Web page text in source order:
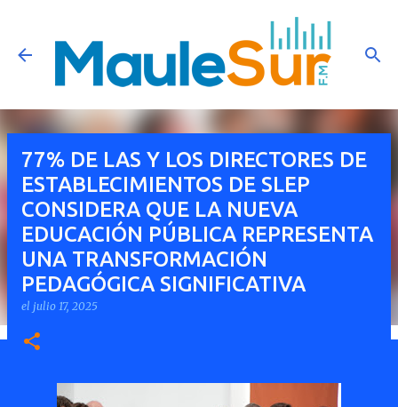
Ir al contenido principal
77% DE LAS Y LOS DIRECTORES DE
ESTABLECIMIENTOS DE SLEP
CONSIDERA QUE LA NUEVA
EDUCACIÓN PÚBLICA REPRESENTA
UNA TRANSFORMACIÓN
PEDAGÓGICA SIGNIFICATIVA
el julio 17, 2025